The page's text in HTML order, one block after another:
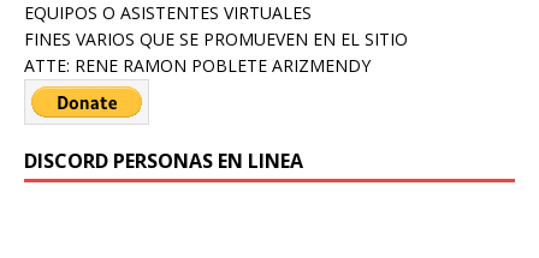
EQUIPOS O ASISTENTES VIRTUALES
FINES VARIOS QUE SE PROMUEVEN EN EL SITIO
ATTE: RENE RAMON POBLETE ARIZMENDY
DISCORD PERSONAS EN LINEA